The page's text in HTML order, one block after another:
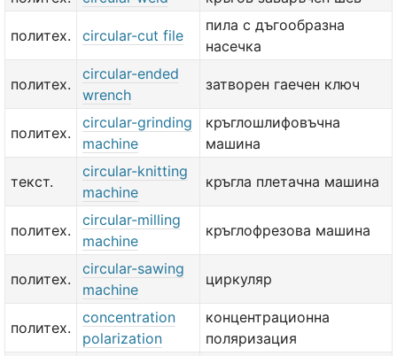
политех. circular-cut file
пила с дъгообразна
насечка
политех.
circular-ended
wrench
затворен гаечен ключ
политех.
circular-grinding
machine
кръглошлифовъчна
машина
текст.
circular-knitting
machine
кръгла плетачна машина
политех.
circular-milling
machine
кръглофрезова машина
политех.
circular-sawing
machine
циркуляр
политех.
concentration
polarization
концентрационна
поляризация